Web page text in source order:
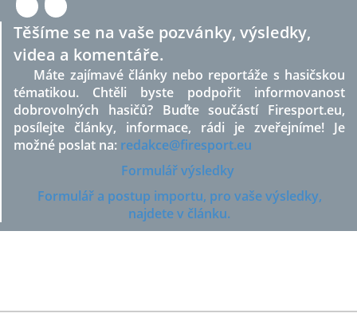
Těšíme se na vaše pozvánky, výsledky,
videa a komentáře.
Máte zajímavé články nebo reportáže s hasičskou
tématikou. Chtěli byste podpořit informovanost
dobrovolných hasičů? Buďte součástí Firesport.eu,
posílejte články, informace, rádi je zveřejníme! Je
možné poslat na: redakce@firesport.eu
Formulář výsledky
Formulář a postup importu, pro vaše výsledky,
najdete v článku.